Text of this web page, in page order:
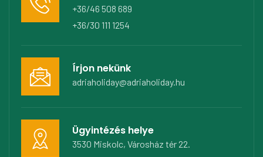
+36/46 508 689
+36/30 111 1254
Írjon nekünk
adriaholiday@adriaholiday.hu
Ügyintézés helye
3530 Miskolc, Városház tér 22.